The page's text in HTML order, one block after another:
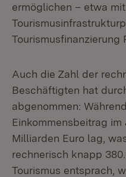
ermöglichen – etwa
Tourismusfinanzierung
Auch die Zahl der
Beschäftigten hat
abgenommen:
Einkommensbeitrag im
Milliarden Euro lag,
rechnerisch knapp
Tourismus entsprach,